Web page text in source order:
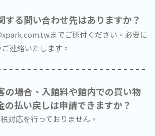
する問い合わせ先はありますか？
までご送付ください。必要に
連絡いたします。
の場合、入館料や館内での買い物
の払い戻しは申請できますか？
対応を行っておりません。